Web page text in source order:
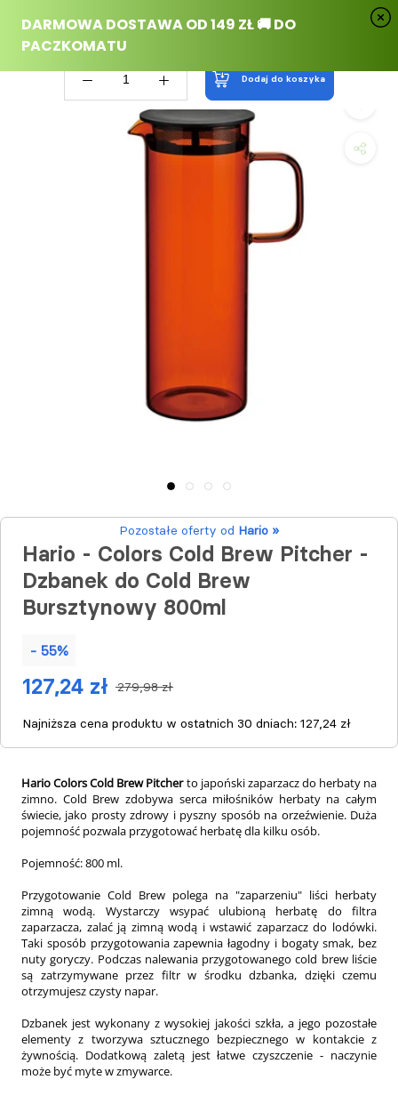
treści
Hario Colors Cold Brew Pitcherto japoński zaparzacz do herbaty na
zimno. Cold Brew zdobywa serca miłośników herbaty na całym
świecie, jako prosty zdrowy i pyszny sposób na orzeźwienie. Duża
pojemność pozwala przygotować herbatę dla kilku osób.
Pojemność: 800 ml.
Przygotowanie Cold Brew polega na "zaparzeniu" liści herbaty
zimną wodą. Wystarczy wsypać ulubioną herbatę do filtra
zaparzacza, zalać ją zimną wodą i wstawić zaparzacz do lodówki.
Taki sposób przygotowania zapewnia łagodny i bogaty smak, bez
nuty goryczy. Podczas nalewania przygotowanego cold brew liście
są zatrzymywane przez filtr w środku dzbanka, dzięki czemu
otrzymujesz czysty napar.
Dzbanek jest wykonany z wysokiej jakości szkła, a jego pozostałe
elementy z tworzywa sztucznego bezpiecznego w kontakcie z
żywnością. Dodatkową zaletą jest łatwe czyszczenie - naczynie
może być myte w zmywarce.
Pozostałe oferty od Hario »
Hario - Colors Cold Brew Pitcher -
Dzbanek do Cold Brew
Bursztynowy 800ml
- 55%
279,98 zł
127,24 zł
Najniższa cena produktu w ostatnich 30 dniach: 127,24 zł
dodaj do koszyka